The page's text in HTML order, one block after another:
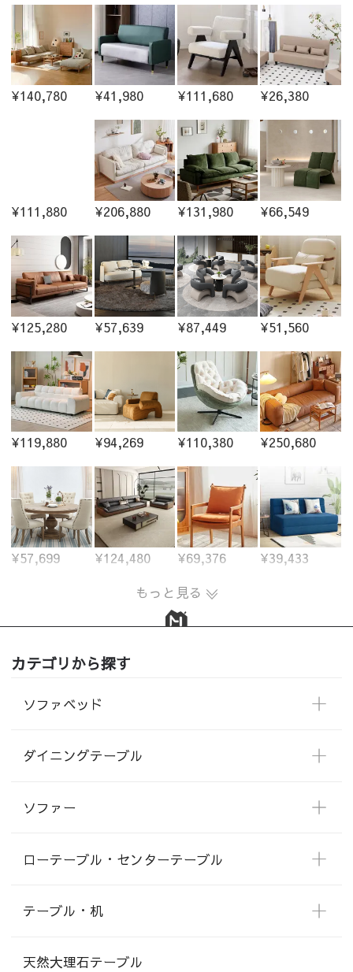
¥140,780 ¥41,980 ¥111,680 ¥26,380
¥111,880 ¥206,880 ¥131,980 ¥66,549
¥125,280 ¥57,639 ¥87,449 ¥51,560
¥119,880 ¥94,269 ¥110,380 ¥250,680
¥57,699 ¥124,480 ¥69,376
¥39,433
もっと見る
カテゴリから探す
ソファベッド
ダイニングテーブル
ソファー
ローテーブル・センターテーブル
テーブル・机
天然大理石テーブル